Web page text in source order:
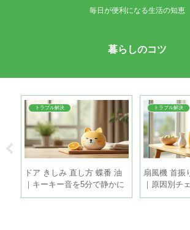
毎日が便利になる生活の知恵
暮らしのコツ
トラブル解決
ドア きしみ 直し方 蝶番 油
｜キーキー音を5分で静かに
する手順
トラブル解決
扇風機 首振
｜原因別チ
きる直し方